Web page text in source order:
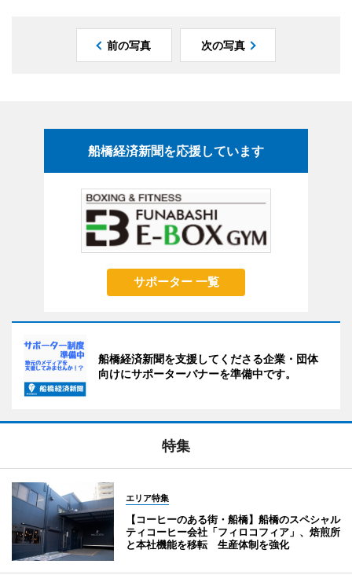
前の写真 次の写真
船橋経済新聞を応援しています
サポーター 一覧
船橋経済新聞を支援してくださる企業・団体
向けにサポーターバナーを準備中です。
特集
エリア特集
【コーヒーのある街・船橋】船橋のスペシャル
ティコーヒー会社「フィロコフィア」、焙煎所
と本社機能を移転 生産体制を強化